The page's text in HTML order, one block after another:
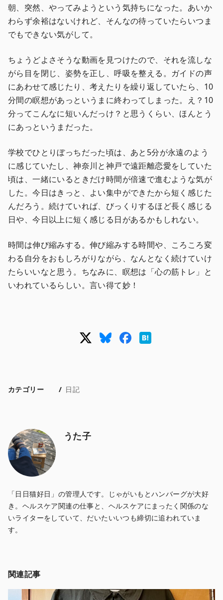
朝、突然、やってみようという気持ちになった。あいか
わらず余裕はないけれど、そんなの待っていたらいつま
でもできない気がして。
ちょうどよさそうな動画を見つけたので、それを流しな
がら目を閉じ、姿勢を正し、呼吸を整える。ガイドの声
にあわせて感じたり、考えたりを繰り返していたら、10
分間の瞑想があっというまに終わってしまった。え？10
分ってこんなに短いんだっけ？と思うくらい、ほんとう
にあっというまだった。
学校でひとりぼっちだった頃は、あと5分が永遠のよう
に感じていたし、神奈川と神戸で遠距離恋愛をしていた
頃は、一緒にいるときだけ時間が倍速で進むような気が
した。今日はきっと、よい集中ができたから短く感じた
んだろう。続けていれば、びっくりするほど長く感じる
日や、今日以上に短く感じる日があるかもしれない。
時間は伸び縮みする。伸び縮みする時間や、ころころ変
わる自分をおもしろがりながら、なんとなく続けていけ
たらいいなと思う。ちなみに、瞑想は「心の筋トレ」と
いわれているらしい。言い得て妙！
カテゴリー 日記
うた子
「日日猫好日」の管理人です。じゃがいもとハンバーグが大好
き。ヘルスケア関連の仕事と、ヘルスケアにまったく関係のな
いライターをしていて、だいたいいつも締切に追われていま
す。
関連記事